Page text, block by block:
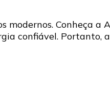
Conheça a
confiável. Portanto,